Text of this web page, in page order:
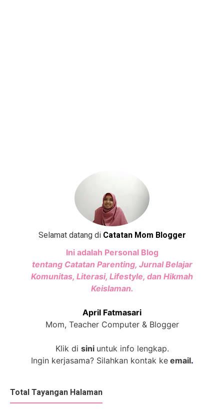
Selamat datang di Catatan Mom Blogger
Ini adalah Personal Blog
tentang Catatan Parenting, Jurnal Belajar
Komunitas, Literasi, Lifestyle, dan Hikmah
Keislaman.
April Fatmasari
Mom, Teacher Computer & Blogger
Klik di sini untuk info lengkap.
Ingin kerjasama? Silahkan kontak keemail.
Total Tayangan Halaman